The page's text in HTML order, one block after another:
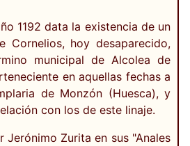
1192 data la existencia de un
Cornelios, hoy desaparecido,
municipal de Alcolea de
en aquellas fechas a
de Monzón (Huesca), y
con los de este linaje.
Jerónimo Zurita en sus "Anales